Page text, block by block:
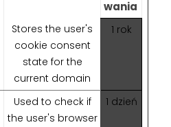
wania
Stores the user's
cookie consent
state for the
current domain
1 rok
Used to check if
the user's browser
1 dzień